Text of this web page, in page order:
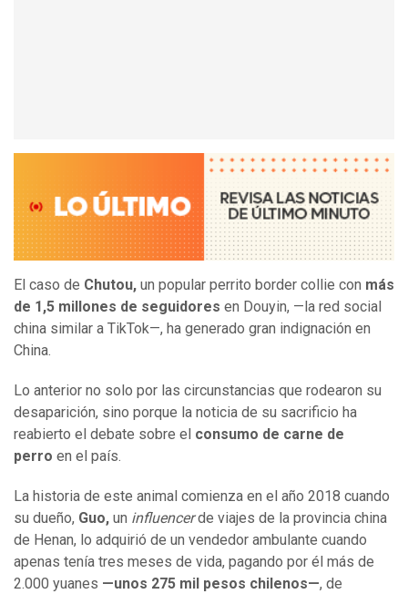
El caso de Chutou, un popular perrito border collie con más
de 1,5 millones de seguidores en Douyin, —la red social
china similar a TikTok—, ha generado gran indignación en
China.
Lo anterior no solo por las circunstancias que rodearon su
desaparición, sino porque la noticia de su sacrificio ha
reabierto el debate sobre el consumo de carne de
perro en el país.
La historia de este animal comienza en el año 2018 cuando
su dueño, Guo, un influencerde viajes de la provincia china
de Henan, lo adquirió de un vendedor ambulante cuando
apenas tenía tres meses de vida, pagando por él más de
2.000 yuanes —unos 275 mil pesos chilenos—, de